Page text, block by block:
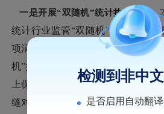
一是开展“双随机”统计执法检查。
统计行业监管“双随机”抽查工作
项清单、检查对象名录库和检查人
机”抽查工作细则。按照“双随机、
上保障事后监管的公正、透明和
缝对接。2020年度统计监督检查2
检测到非中
是否启用自动翻译